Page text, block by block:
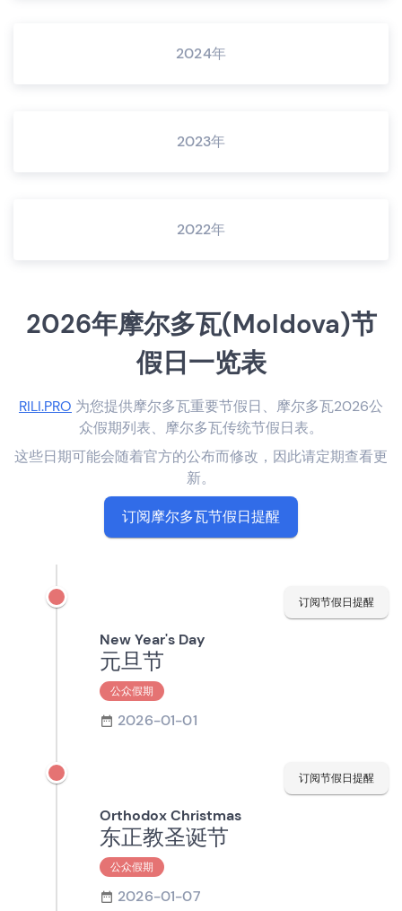
2024年
2023年
2022年
2026年摩尔多瓦(Moldova)节
假日一览表
RILI.PRO 为您提供摩尔多瓦重要节假日、摩尔多瓦2026公
众假期列表、摩尔多瓦传统节假日表。
这些日期可能会随着官方的公布而修改，因此请定期查看更
新。
订阅摩尔多瓦节假日提醒
订阅节假日提醒
New Year's Day
元旦节
公众假期
2026-01-01
订阅节假日提醒
Orthodox Christmas
东正教圣诞节
公众假期
2026-01-07